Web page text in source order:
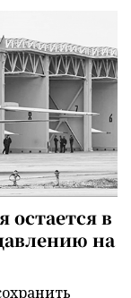
остается в
на